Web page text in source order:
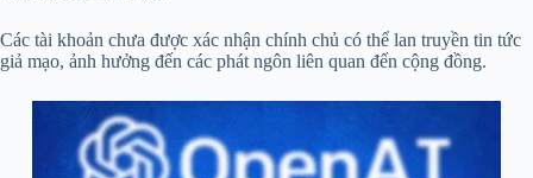
Các tài khoản chưa được xác nhận chính chủ có thể lan truyền tin tức
giả mạo, ảnh hưởng đến các phát ngôn liên quan đến cộng đồng.